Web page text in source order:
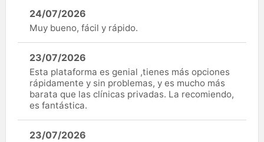
24/07/2026
Muy bueno, fácil y rápido.
23/07/2026
Esta plataforma es genial ,tienes más opciones
rápidamente y sin problemas, y es mucho más
barata que las clínicas privadas. La recomiendo,
es fantástica.
23/07/2026